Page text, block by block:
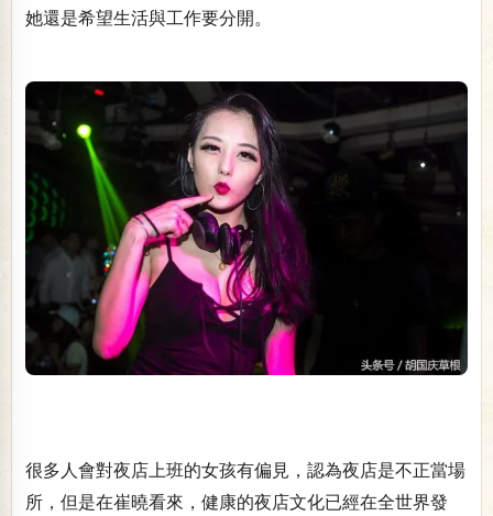
她還是希望生活與工作要分開。
很多人會對夜店上班的女孩有偏見，認為夜店是不正當場
所，但是在崔曉看來，健康的夜店文化已經在全世界發